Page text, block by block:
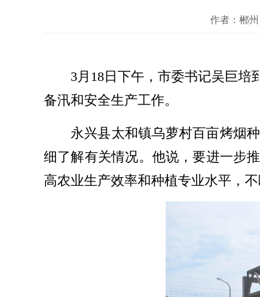
作者：郴
3月18日下午，市委书记吴巨
备汛和安全生产工作。
永兴县太和镇乌萝村百亩烤烟
细了解有关情况。他说，要进一步
高农业生产效率和种植专业水平，